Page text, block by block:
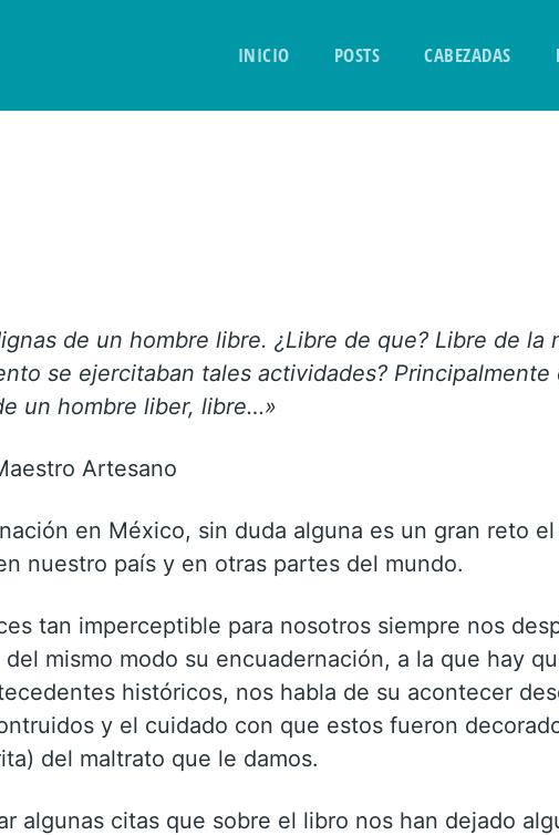
INICIO POSTS CABEZADAS
de un hombre libre. ¿Libre de que? Libre de la
se ejercitaban tales actividades?
un hombre liber, libre…»
Artesano
en México, sin duda alguna es un gran reto
nuestro país y en otras partes del mundo.
tan imperceptible para nosotros siempre nos
mismo modo su encuadernación, a la que hay
históricos, nos habla de su acontecer
y el cuidado con que estos fueron
del maltrato que le damos.
algunas citas que sobre el libro nos han dejado